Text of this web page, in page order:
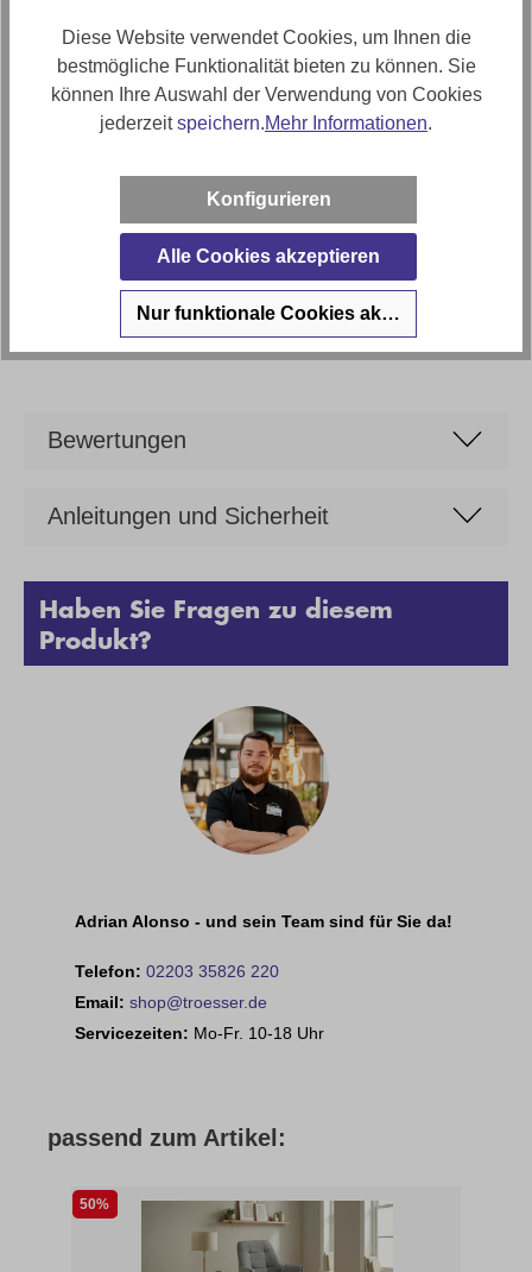
Ausziehbar (einseitig) um ca. 60cm
Gestellfarbe
Matt schwarz
Esstisch Ausziehbar
Bewertungen
Anleitungen und Sicherheit
Haben Sie Fragen zu diesem
Produkt?
Adrian Alonso - und sein Team sind für Sie da!
Telefon: 02203 35826 220
Email: shop@troesser.de
Servicezeiten: Mo-Fr. 10-18 Uhr
passend zum Artikel:
50%
Diese Website verwendet Cookies, um Ihnen die
bestmögliche Funktionalität bieten zu können. Sie
können Ihre Auswahl der Verwendung von Cookies
jederzeitspeichern.Mehr Informationen.
Konfigurieren
Alle Cookies akzeptieren
Nur funktionale Cookies akzeptieren